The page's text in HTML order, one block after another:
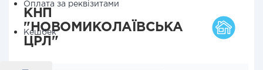
Оплата за реквізитами
Кешбек
КНП
"НОВОМИКОЛАЇВСЬКА
ЦРЛ"